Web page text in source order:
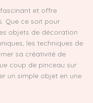
fascinant et offre
Que ce soit pour
objets de décoration
les techniques de
sa créativité de
coup de pinceau sur
un simple objet en une